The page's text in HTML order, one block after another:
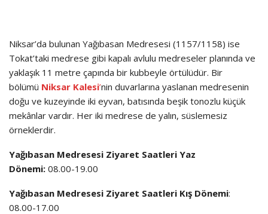
Niksar’da bulunan Yağıbasan Medresesi (1157/1158) ise
Tokat’taki medrese gibi kapalı avlulu medreseler planında ve
yaklaşık 11 metre çapında bir kubbeyle örtülüdür. Bir
bölümü Niksar Kalesi’nin duvarlarına yaslanan medresenin
doğu ve kuzeyinde iki eyvan, batısında beşik tonozlu küçük
mekânlar vardır. Her iki medrese de yalın, süslemesiz
örneklerdir.
Yağıbasan Medresesi Ziyaret Saatleri Yaz
Dönemi: 08.00-19.00
Yağıbasan Medresesi Ziyaret Saatleri Kış Dönemi:
08.00-17.00